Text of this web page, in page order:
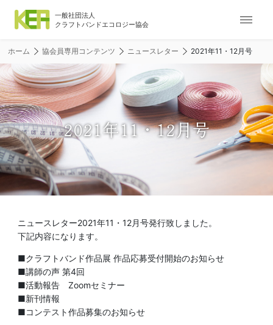
ナ
ゲ
ー
メ
ニ
ュ
ー
ホーム 協会員専用コンテンツ ニュースレター 2021年11・12月号
2021年11・12月号
ニュースレター2021年11・12月号発行致しました。
下記内容になります。
■クラフトバンド作品展 作品応募受付開始のお知らせ
■講師の声 第4回
■活動報告 Zoomセミナー
■新刊情報
■コンテスト作品募集のお知らせ